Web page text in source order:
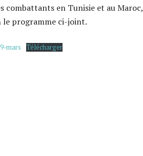
combattants en Tunisie et au Maroc,
le programme ci-joint.
mars Télécharger